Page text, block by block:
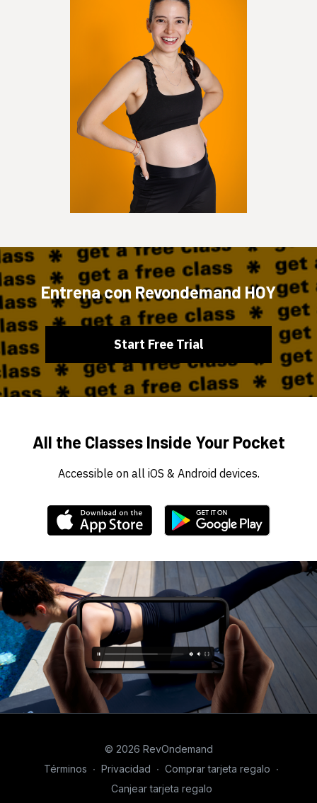
Entrena con Revondemand HOY
​​Start Free Trial
All the Classes Inside Your Pocket
Accessible on all iOS & Android devices.
© 2026 RevOndemand
Términos ∙ Privacidad ∙ Comprar tarjeta regalo ∙
Canjear tarjeta regalo